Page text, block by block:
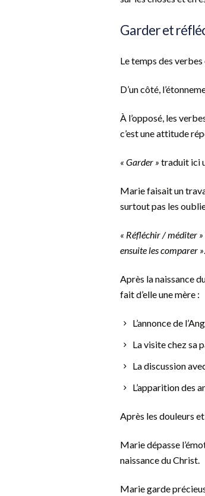
Garder et
Le temps des
D’un côté,
À l’opposé, les
c’est une attitude
« Garder » traduit ici
Marie faisait un
surtout pas les
« Réfléchir / méditer »
ensuite les comparer ».
Après la naissance
fait d’elle une mère :
L’annonce de
La visite chez sa
La discussion
L’apparition des
Après les douleurs
Marie dépasse
naissance du Christ.
Marie garde